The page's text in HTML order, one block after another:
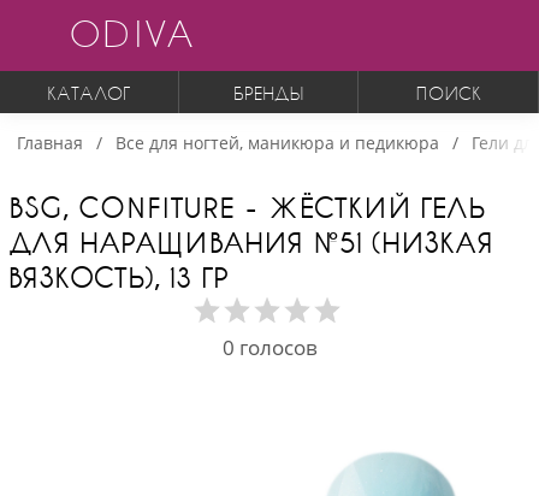
ODIVA
КАТАЛОГ БРЕНДЫ ПОИСК
Главная Все для ногтей, маникюра и педикюра Гели
BSG, CONFITURE - ЖЁСТКИЙ ГЕЛЬ
ДЛЯ НАРАЩИВАНИЯ №51 (НИЗКАЯ
ВЯЗКОСТЬ), 13 ГР
0 голосов